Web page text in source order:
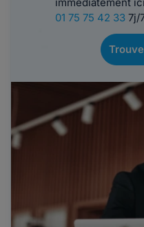
01 75 75 42 337j/